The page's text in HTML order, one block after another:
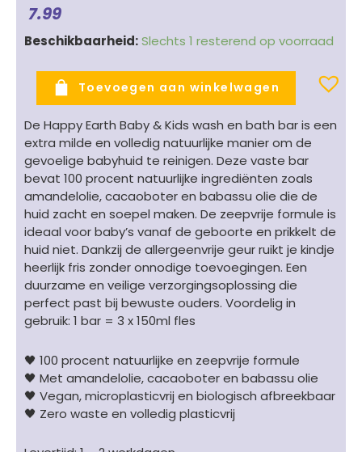
7.99
Beschikbaarheid:Slechts 1 resterend op voorraad
Happy
Baby
100%
natuurlijk
wash
&
bath
bar
-
50gr
aantal
Toevoegen aan winkelwagen
De Happy Earth Baby & Kids wash en bath bar is een
extra milde en volledig natuurlijke manier om de
gevoelige babyhuid te reinigen. Deze vaste bar
bevat 100 procent natuurlijke ingrediënten zoals
amandelolie, cacaoboter en babassu olie die de
huid zacht en soepel maken. De zeepvrije formule is
ideaal voor baby’s vanaf de geboorte en prikkelt de
huid niet. Dankzij de allergeenvrije geur ruikt je kindje
heerlijk fris zonder onnodige toevoegingen. Een
duurzame en veilige verzorgingsoplossing die
perfect past bij bewuste ouders. Voordelig in
gebruik: 1 bar = 3 x 150ml fles
🖤 100 procent natuurlijke en zeepvrije formule
🖤 Met amandelolie, cacaoboter en babassu olie
🖤 Vegan, microplasticvrij en biologisch afbreekbaar
🖤 Zero waste en volledig plasticvrij